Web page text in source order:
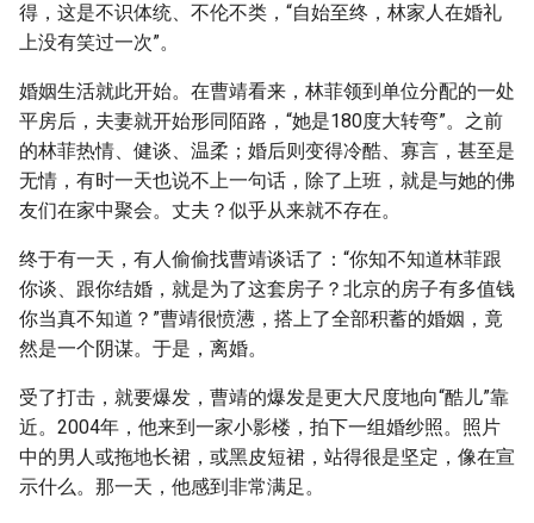
得，这是不识体统、不伦不类，“自始至终，林家人在婚礼
上没有笑过一次”。
婚姻生活就此开始。在曹靖看来，林菲领到单位分配的一处
平房后，夫妻就开始形同陌路，“她是180度大转弯”。之前
的林菲热情、健谈、温柔；婚后则变得冷酷、寡言，甚至是
无情，有时一天也说不上一句话，除了上班，就是与她的佛
友们在家中聚会。丈夫？似乎从来就不存在。
终于有一天，有人偷偷找曹靖谈话了：“你知不知道林菲跟
你谈、跟你结婚，就是为了这套房子？北京的房子有多值钱
你当真不知道？”曹靖很愤懑，搭上了全部积蓄的婚姻，竟
然是一个阴谋。于是，离婚。
受了打击，就要爆发，曹靖的爆发是更大尺度地向“酷儿”靠
近。2004年，他来到一家小影楼，拍下一组婚纱照。照片
中的男人或拖地长裙，或黑皮短裙，站得很是坚定，像在宣
示什么。那一天，他感到非常满足。